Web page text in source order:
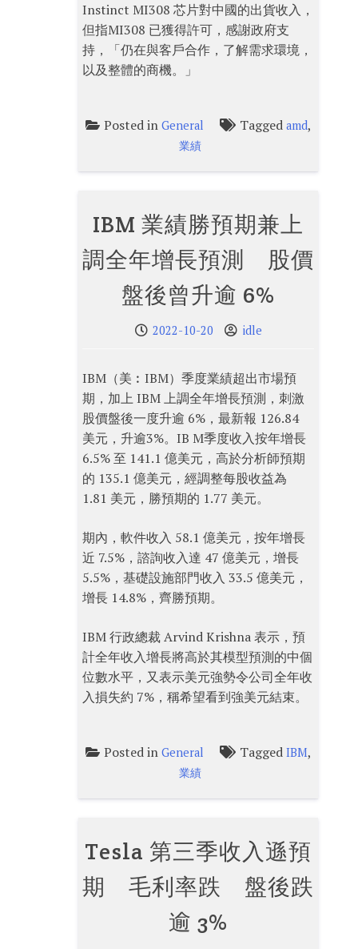
Instinct MI308 芯片對中國的出貨收入，
但指MI308 已獲得許可，感謝政府支
持，「仍在與客戶合作，了解需求環境，
以及整體的商機。」
Posted in General Tagged amd,
業績
IBM 業績勝預期兼上
調全年增長預測 股價
盤後曾升逾 6%
2022-10-20 idle
IBM（美︰IBM）季度業績超出市場預
期，加上 IBM 上調全年增長預測，刺激
股價盤後一度升逾 6%，最新報 126.84
美元，升逾3%。IB M季度收入按年增長
6.5% 至 141.1 億美元，高於分析師預期
的 135.1 億美元，經調整每股收益為
1.81 美元，勝預期的 1.77 美元。
期內，軟件收入 58.1 億美元，按年增長
近 7.5%，諮詢收入達 47 億美元，增長
5.5%，基礎設施部門收入 33.5 億美元，
增長 14.8%，齊勝預期。
IBM 行政總裁 Arvind Krishna 表示，預
計全年收入增長將高於其模型預測的中個
位數水平，又表示美元強勢令公司全年收
入損失約 7%，稱希望看到強美元結束。
Posted in General Tagged IBM,
業績
Tesla 第三季收入遜預
期 毛利率跌 盤後跌
逾 3%